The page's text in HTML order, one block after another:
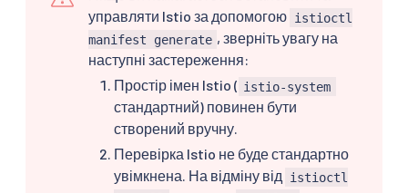
управляти Istio за допомогою istioctl
manifest generate , зверніть увагу на
наступні застереження:
Простір імен Istio ( istio-system
стандартний) повинен бути
створений вручну.
Перевірка Istio не буде стандартно
увімкнена. На відміну від
istioctl